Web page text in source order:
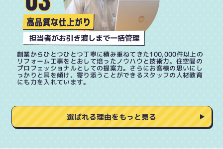
創業からひとつひとつ丁寧に積み重ねてきた100,000件以上の
リフォーム工事をとおして培ったノウハウと技術力。住空間の
プロフェッショナルとしての提案力。さらにお客様の思いにし
っかりと耳を傾け、寄り添うことができるスタッフの人材教育
にも力を入れています。
選ばれる理由をもっと見る